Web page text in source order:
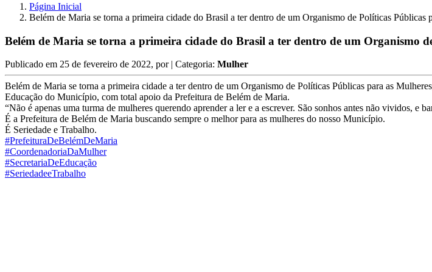
Página Inicial
Belém de Maria se torna a primeira cidade do Brasil a ter dentro de um Organismo de Políticas Públicas
Belém de Maria se torna a primeira cidade do Brasil a ter dentro de um Organismo
Publicado em 25 de fevereiro de 2022, por | Categoria: Mulher
Belém de Maria se torna a primeira cidade a ter dentro de um Organismo de Políticas Públicas para as
Educação do Município, com total apoio da Prefeitura de Belém de Maria.
“Não é apenas uma turma de mulheres querendo aprender a ler e a escrever. São sonhos antes não vividos, e
É a Prefeitura de Belém de Maria buscando sempre o melhor para as mulheres do nosso Município.
É Seriedade e Trabalho.
#PrefeituraDeBelémDeMaria
#CoordenadoriaDaMulher
#SecretariaDeEducação
#SeriedadeeTrabalho